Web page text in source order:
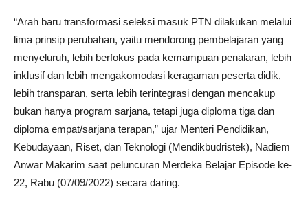
“Arah baru transformasi seleksi masuk PTN dilakukan melalui
lima prinsip perubahan, yaitu mendorong pembelajaran yang
menyeluruh, lebih berfokus pada kemampuan penalaran, lebih
inklusif dan lebih mengakomodasi keragaman peserta didik,
lebih transparan, serta lebih terintegrasi dengan mencakup
bukan hanya program sarjana, tetapi juga diploma tiga dan
diploma empat/sarjana terapan,” ujar Menteri Pendidikan,
Kebudayaan, Riset, dan Teknologi (Mendikbudristek), Nadiem
Anwar Makarim saat peluncuran Merdeka Belajar Episode ke-
22, Rabu (07/09/2022) secara daring.